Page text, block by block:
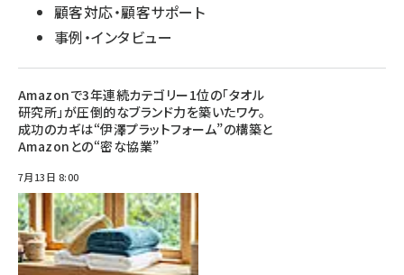
顧客対応・顧客サポート
事例・インタビュー
Amazonで3年連続カテゴリー1位の「タオル
研究所」が圧倒的なブランド力を築いたワケ。
成功のカギは“伊澤プラットフォーム”の構築と
Amazonとの“密な協業”
7月13日 8:00